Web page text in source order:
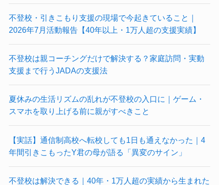
不登校・引きこもり支援の現場で今起きていること｜
2026年7月活動報告【40年以上・1万人超の支援実績】
不登校は親コーチングだけで解決する？家庭訪問・実動
支援まで行うJADAの支援法
夏休みの生活リズムの乱れが不登校の入口に｜ゲーム・
スマホを取り上げる前に親がすべきこと
【実話】通信制高校へ転校しても1日も通えなかった｜4
年間引きこもったY君の母が語る「異変のサイン」
不登校は解決できる｜40年・1万人超の実績から生まれた